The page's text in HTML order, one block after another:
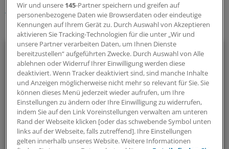
Berufspolitik
Ihr Newsletter zum Thema
Politik & Debatte
Mit diesem Newsletter blicken Sie hinter das tägliche
Geschehen in der Gesundheitspolitik. Mit Analysen,
Hintergründen und einem Blick auf Themen, die die Agenda
bestimmen.
14-tägig, donnerstags
Wir und unsere 145-Partner speichern und greifen auf
personenbezogene Daten wie Browserdaten oder eindeutige
Kennungen auf Ihrem Gerät zu. Durch Auswahl von Akzeptieren
aktivieren Sie Tracking-Technologien für die unter „Wir und
unsere Partner verarbeiten Daten, um Ihnen Dienste
bereitzustellen“ aufgeführten Zwecke. Durch Auswahl von Alle
ablehnen oder Widerruf Ihrer Einwilligung werden diese
deaktiviert. Wenn Tracker deaktiviert sind, sind manche Inhalte
und Anzeigen möglicherweise nicht mehr so relevant für Sie. Sie
können dieses Menü jederzeit wieder aufrufen, um Ihre
Einstellungen zu ändern oder Ihre Einwilligung zu widerrufen,
indem Sie auf den Link Voreinstellungen verwalten am unteren
Rand der Webseite klicken [oder das schwebende Symbol unten
links auf der Webseite, falls zutreffend]. Ihre Einstellungen
gelten innerhalb unseres Website. Weitere Informationen